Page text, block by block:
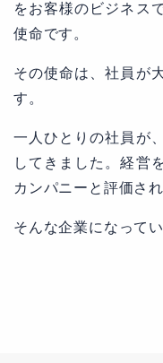
をお客様のビジネス
使命です。
その使命は、社員が
す。
一人ひとりの社員が
してきました。経営
カンパニーと評価さ
そんな企業になって